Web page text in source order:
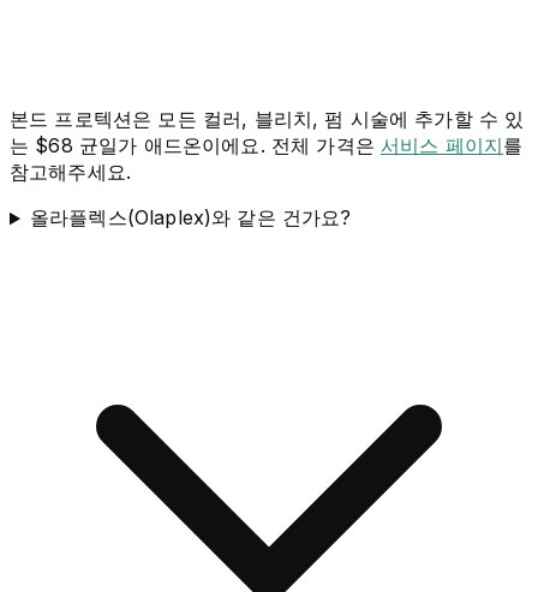
본드 프로텍션은 모든 컬러, 블리치, 펌 시술에 추가할 수 있
는 $68 균일가 애드온이에요. 전체 가격은서비스 페이지를
참고해주세요.
올라플렉스(Olaplex)와 같은 건가요?